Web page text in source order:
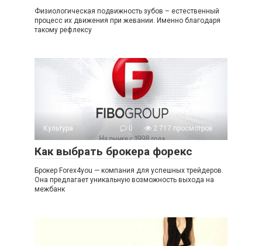
Физиологическая подвижность зубов – естественный
процесс их движения при жевании. Именно благодаря
такому рефлексу
Культура 0 2 717 просмотров
Как выбрать брокера форекс
Брокер Forex4you — компания для успешных трейдеров.
Она предлагает уникальную возможность выхода на
межбанк